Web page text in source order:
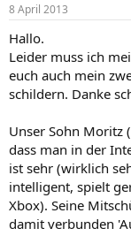
e
r
t
m
8 April 2013
Hallo.
Leider muss ich
euch auch mein
schildern. Danke
Unser Sohn Moritz
dass man in der
ist sehr (wirklich
intelligent, spielt
Xbox). Seine
damit verbunden